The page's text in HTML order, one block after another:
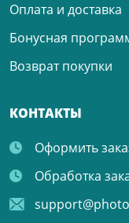
Оплата и доставка
Бонусная
Возврат покупки
КОНТАКТЫ
Оформить
Обработка